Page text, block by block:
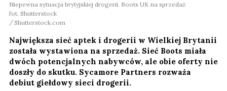
Niepewna sytuacja brytyjskiej drogerii. Boots UK na sprzedaż
fot. Shutterstock
Shutterstock.com
Największa sieć aptek i drogerii w Wielkiej Brytanii
została wystawiona na sprzedaż. Sieć Boots miała
dwóch potencjalnych nabywców, ale obie oferty nie
doszły do skutku. Sycamore Partners rozważa
debiut giełdowy sieci drogerii.